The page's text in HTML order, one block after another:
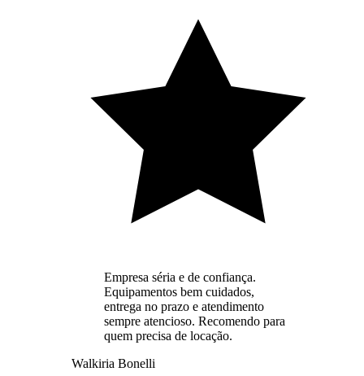
Empresa séria e de confiança.
Equipamentos bem cuidados,
entrega no prazo e atendimento
sempre atencioso. Recomendo para
quem precisa de locação.
Walkiria Bonelli